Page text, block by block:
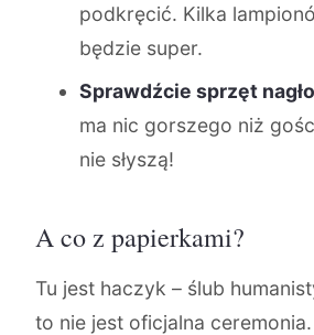
podkręcić. Kilka
będzie super.
Sprawdźcie sprzęt
ma nic gorszego niż
nie słyszą!
A co z papierkami?
Tu jest haczyk – ślub
to nie jest oficjalna